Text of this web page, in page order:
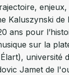
Kaluszynski
ans pour
sur la
université
Jamet de